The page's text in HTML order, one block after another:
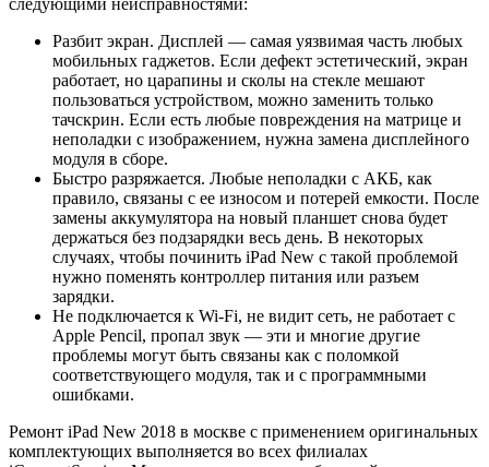
следующими неисправностями:
Разбит экран. Дисплей — самая уязвимая часть любых
мобильных гаджетов. Если дефект эстетический, экран
работает, но царапины и сколы на стекле мешают
пользоваться устройством, можно заменить только
тачскрин. Если есть любые повреждения на матрице и
неполадки с изображением, нужна замена дисплейного
модуля в сборе.
Быстро разряжается. Любые неполадки с АКБ, как
правило, связаны с ее износом и потерей емкости. После
замены аккумулятора на новый планшет снова будет
держаться без подзарядки весь день. В некоторых
случаях, чтобы починить iPad New с такой проблемой
нужно поменять контроллер питания или разъем
зарядки.
Не подключается к Wi-Fi, не видит сеть, не работает с
Apple Pencil, пропал звук — эти и многие другие
проблемы могут быть связаны как с поломкой
соответствующего модуля, так и с программными
ошибками.
Ремонт iPad New 2018 в москве с применением оригинальных
комплектующих выполняется во всех филиалах